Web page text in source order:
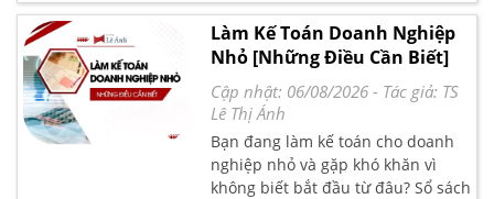
nhân dễ dàng tuân thủ quy định,
nâng cao uy tín và đảm bảo an
toàn pháp lý trong kinh doanh.
dữ liệu, phân tích số liệu và lập
báo cáo chuyên sâu. Tại Kế Toán
Lê Ánh, chúng tôi chia sẻ lộ trình
học Excel chi tiết, cùng tìm hiểu để
làm chủ công cụ văn phòng quan
trọng này nhé!
Làm Kế Toán Doanh Nghiệp
Nhỏ [Những Điều Cần Biết]
Cập nhật: 06/08/2026 - Tác giả: TS
Lê Thị Ánh
Bạn đang làm kế toán cho doanh
nghiệp nhỏ và gặp khó khăn vì
không biết bắt đầu từ đâu? Sổ sách